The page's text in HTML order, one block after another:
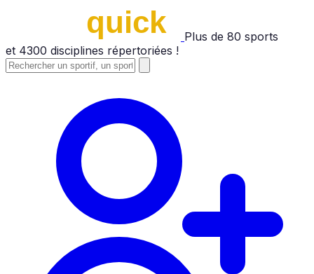
Plus de 80 sports
et 4300 disciplines répertoriées !